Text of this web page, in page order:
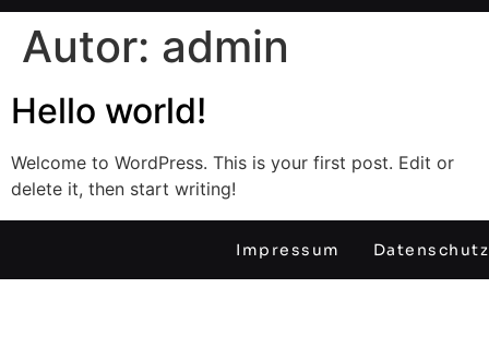
Autor: admin
Hello world!
Welcome to WordPress. This is your first post. Edit or
delete it, then start writing!
Impressum Datenschutz